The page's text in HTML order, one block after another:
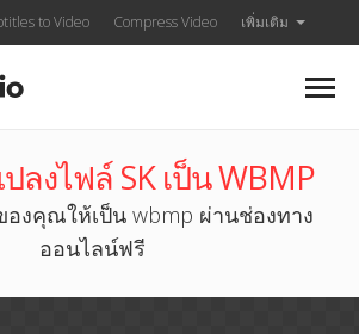
to Video Compress Video เพิ่มเติม
ลงไฟล์ SK เป็น WBMP
องคุณให้เป็น wbmp ผ่านช่องทาง
ออนไลน์ฟรี